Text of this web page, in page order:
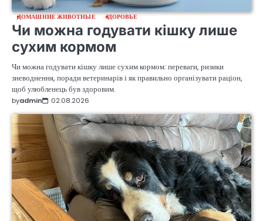
ДОМАШНИЕ ЖИВОТНЫЕ ЗДОРОВЬЕ
Чи можна годувати кішку лише
сухим кормом
Чи можна годувати кішку лише сухим кормом: переваги, ризики
зневоднення, поради ветеринарів і як правильно організувати раціон,
щоб улюбленець був здоровим.
byadmin 02.08.2026